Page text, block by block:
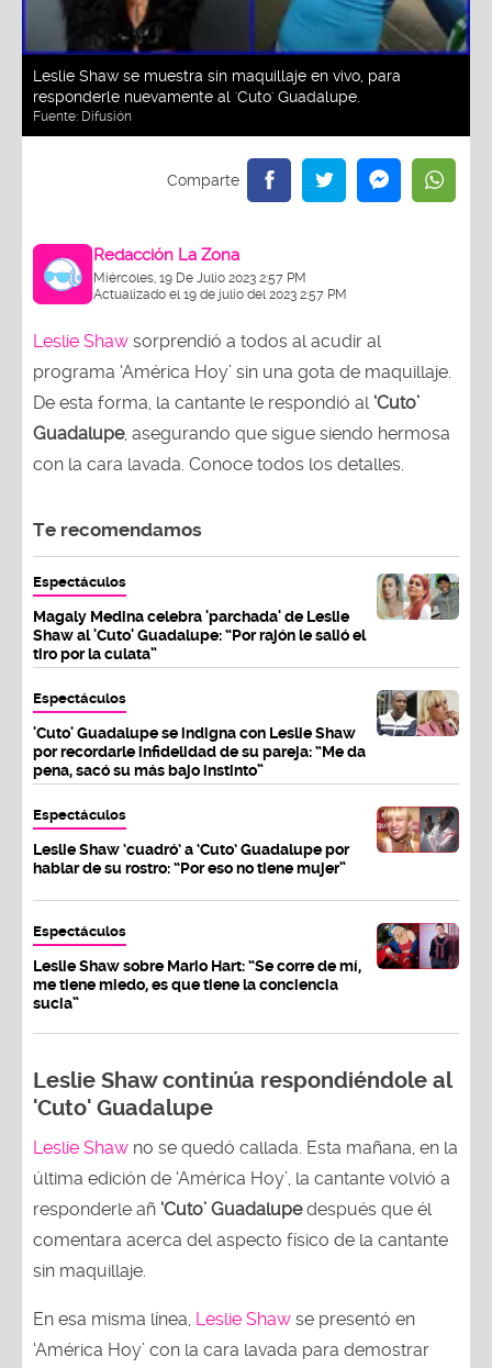
Leslie Shaw se muestra sin maquillaje en vivo, para
responderle nuevamente al 'Cuto' Guadalupe.
Fuente: Difusión
Redacción La Zona
Miércoles, 19 De Julio 2023 2:57 PM
Actualizado el 19 de julio del 2023 2:57 PM
Leslie Shaw sorprendió a todos al acudir al
programa ‘América Hoy’ sin una gota de maquillaje.
De esta forma, la cantante le respondió al ‘Cuto’
Guadalupe, asegurando que sigue siendo hermosa
con la cara lavada. Conoce todos los detalles.
Te recomendamos
Espectáculos
Magaly Medina celebra 'parchada' de Leslie
Shaw al 'Cuto' Guadalupe: “Por rajón le salió el
tiro por la culata”
Espectáculos
'Cuto' Guadalupe se indigna con Leslie Shaw
por recordarle infidelidad de su pareja: “Me da
pena, sacó su más bajo instinto”
Espectáculos
Leslie Shaw ‘cuadró’ a ‘Cuto’ Guadalupe por
hablar de su rostro: “Por eso no tiene mujer”
Espectáculos
Leslie Shaw sobre Mario Hart: “Se corre de mí,
me tiene miedo, es que tiene la conciencia
sucia”
Leslie Shaw continúa respondiéndole al
'Cuto' Guadalupe
Leslie Shaw no se quedó callada. Esta mañana, en la
última edición de ‘América Hoy’, la cantante volvió a
responderle añ ‘Cuto’ Guadalupedespués que él
comentara acerca del aspecto físico de la cantante
sin maquillaje.
En esa misma línea, Leslie Shaw se presentó en
‘América Hoy’ con la cara lavada para demostrar